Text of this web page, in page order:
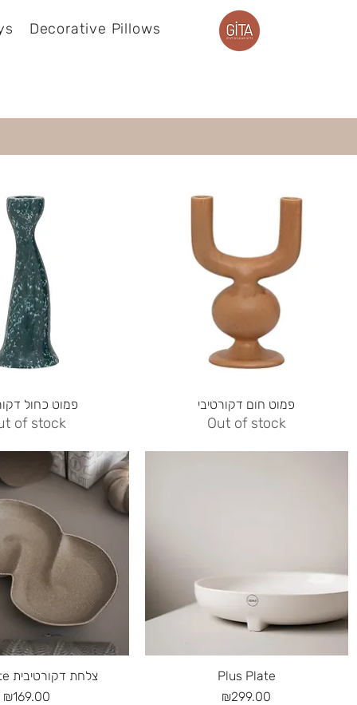
Decorative Pillows
View
פמוט כחול
of stock
Quick View
פמוט חום דקורטיבי
Out of stock
View
bun plate צלחת דקורטיבית
Price
₪169.00
Quick View
Plus Plate
Price
₪299.00